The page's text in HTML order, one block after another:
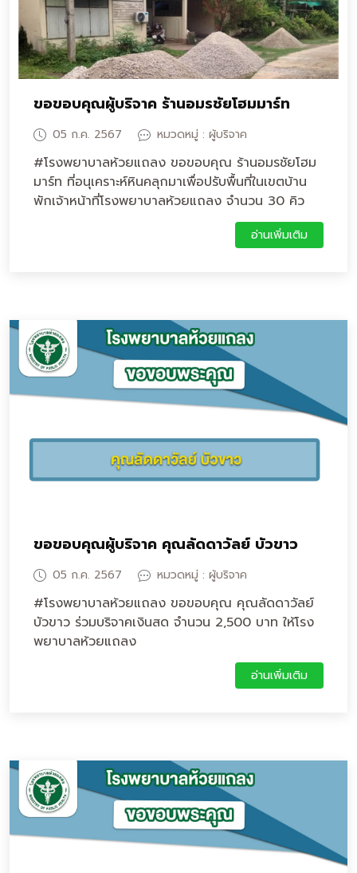
ขอขอบคุณผู้บริจาค ร้านอมรชัยโฮมมาร์ท
05 ก.ค. 2567 หมวดหมู่ : ผู้บริจาค
#โรงพยาบาลห้วยแถลง ขอขอบคุณ ร้านอมรชัยโฮม
มาร์ท ที่อนุเคราะห์หินคลุกมาเพื่อปรับพื้นที่ในเขตบ้าน
พักเจ้าหน้าที่โรงพยาบาลห้วยแถลง จำนวน 30 คิว
เป็นจำนวนเงิน 12,000 บาท ขอบคุณมากคะ
อ่านเพิ่มเติม
ขอขอบคุณผู้บริจาค คุณลัดดาวัลย์ บัวขาว
05 ก.ค. 2567 หมวดหมู่ : ผู้บริจาค
#โรงพยาบาลห้วยแถลง ขอขอบคุณ คุณลัดดาวัลย์
บัวขาว ร่วมบริจาคเงินสด จำนวน 2,500 บาท ให้โรง
พยาบาลห้วยแถลง
อ่านเพิ่มเติม